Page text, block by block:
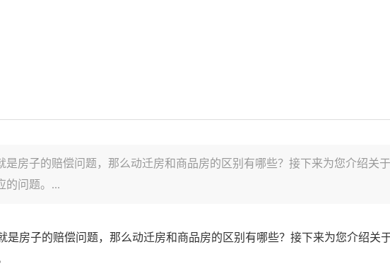
房子的赔偿问题，那么动迁房和商品房的区别有哪些？接下来为您介绍关
的问题。...
房子的赔偿问题，那么动迁房和商品房的区别有哪些？接下来为您介绍关